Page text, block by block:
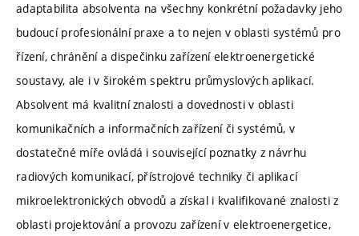
adaptabilita absolventa na všechny konkrétní požadavky jeho
budoucí profesionální praxe a to nejen v oblasti systémů pro
řízení, chránění a dispečinku zařízení elektroenergetické
soustavy, ale i v širokém spektru průmyslových aplikací.
Absolvent má kvalitní znalosti a dovednosti v oblasti
komunikačních a informačních zařízení či systémů, v
dostatečné míře ovládá i související poznatky z návrhu
radiových komunikací, přístrojové techniky či aplikací
mikroelektronických obvodů a získal i kvalifikované znalosti z
oblasti projektování a provozu zařízení v elektroenergetice,